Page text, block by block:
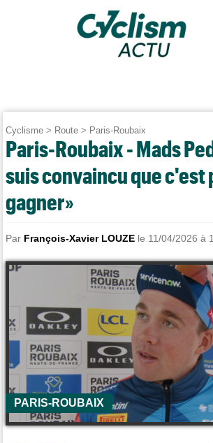
Cyclisme > Route > Paris-Roubaix
Paris-Roubaix - Mads
suis convaincu que c'est
gagner»
Par François-Xavier LOUZE le 11/04/2026 à
PARIS-ROUBAIX